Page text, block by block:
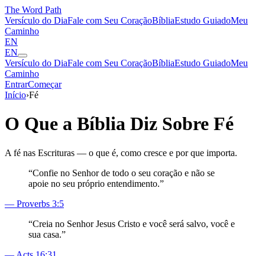
The Word Path
Versículo do DiaFale com Seu CoraçãoBíbliaEstudo GuiadoMeu
Caminho
EN
EN
Versículo do DiaFale com Seu CoraçãoBíbliaEstudo GuiadoMeu
Caminho
EntrarComeçar
Início›Fé
O Que a Bíblia Diz Sobre Fé
A fé nas Escrituras — o que é, como cresce e por que importa.
“Confie no Senhor de todo o seu coração e não se
apoie no seu próprio entendimento.”
— Proverbs 3:5
“Creia no Senhor Jesus Cristo e você será salvo, você e
sua casa.”